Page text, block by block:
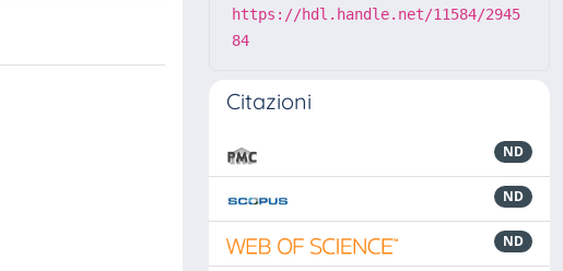
https://hdl.handle.net/11584/2945
84
Citazioni
ND
ND
ND